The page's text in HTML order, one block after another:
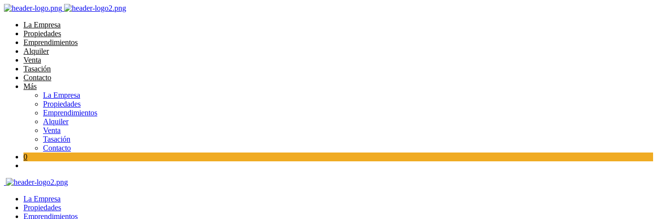
La Empresa
Propiedades
Emprendimientos
Alquiler
Venta
Tasación
Contacto
Más
La Empresa
Propiedades
Emprendimientos
Alquiler
Venta
Tasación
Contacto
0
La Empresa
Propiedades
Emprendimientos